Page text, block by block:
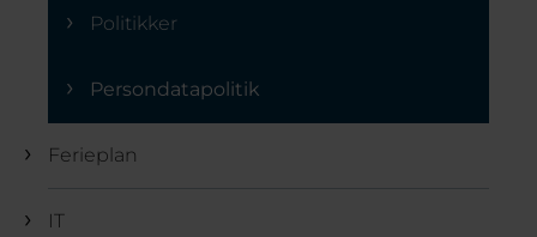
Politikker
Persondatapolitik
Ferieplan
IT